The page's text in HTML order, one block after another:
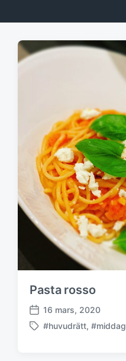
Pasta rosso
P
u
16 mars, 2020
M
#huvudrätt, #middag